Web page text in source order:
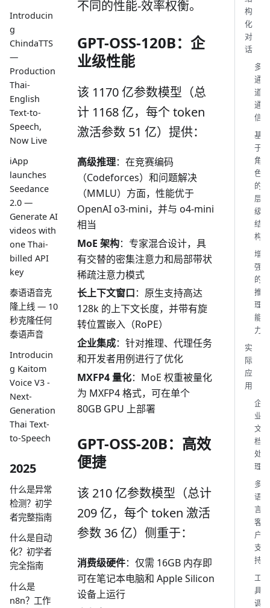
Introducin
g
ChindaTTS
—
Production
Thai-
English
Text-to-
Speech,
Now Live
iApp
launches
Seedance
2.0 —
Generate AI
videos with
one Thai-
billed API
key
泰语语音克
隆上线 — 10
秒克隆任何
泰语声音
Introducin
g Kaitom
Voice V3 -
Next-
Generation
Thai Text-
to-Speech
2025
什么是异常
检测？初学
者完整指南
什么是自动
化？初学者
完全指南
什么是
n8n？工作
不同的性能-效率权衡。
GPT-OSS-120B：企
业级性能
该 1170 亿参数模型（总
计 1168 亿，每个 token
激活参数 51 亿）提供：
高级推理：在竞赛编码
（Codeforces）和问题解决
（MMLU）方面，性能优于
OpenAI o3-mini，并与 o4-mini
相当
MoE 架构：专家混合设计，具
有交替的密集注意力和局部带状
稀疏注意力模式
长上下文窗口：原生支持高达
128k 的上下文长度，并带有旋
转位置嵌入（RoPE）
企业集成：针对推理、代理任务
和开发者用例进行了优化
MXFP4 量化：MoE 权重被量化
为 MXFP4 格式，可在单个
80GB GPU 上部署
GPT-OSS-20B：高效
便捷
该 210 亿参数模型（总计
209 亿，每个 token 激活
参数 36 亿）侧重于：
消费级硬件：仅需 16GB 内存即
可在笔记本电脑和 Apple Silicon
设备上运行
构
化
对
话
多
通
道
通
信
基
于
角
色
的
层
级
结
构
增
强
的
推
理
能
力
实
际
应
用
企
业
文
档
处
理
多
语
言
客
户
支
持
工
具
调